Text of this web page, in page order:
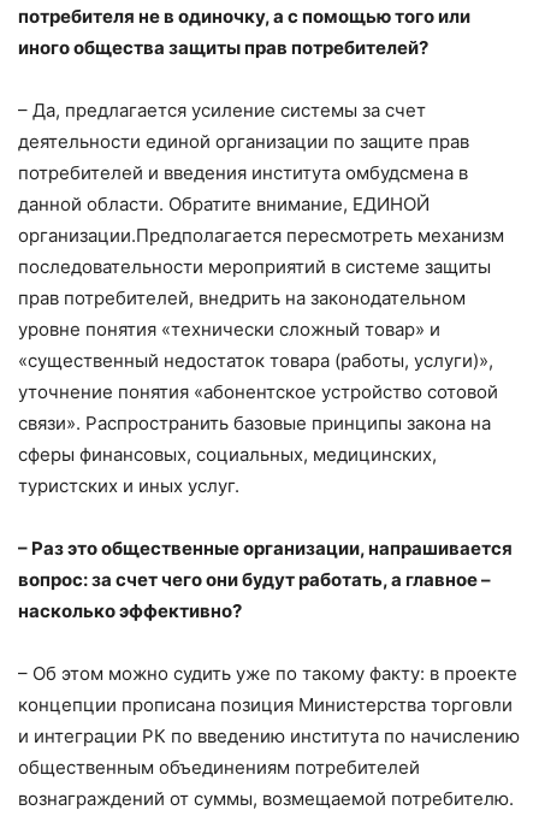
потребителя не в одиночку, а с помощью того или
иного общества защиты прав потребителей?
– Да, предлагается усиление системы за счет
деятельности единой организации по защите прав
потребителей и введения института омбудсмена в
данной области. Обратите внимание, ЕДИНОЙ
организации.Предполагается пересмотреть механизм
последовательности мероприятий в системе защиты
прав потребителей, внедрить на законодательном
уровне понятия «технически сложный товар» и
«существенный недостаток товара (работы, услуги)»,
уточнение понятия «абонентское устройство сотовой
связи». Распространить базовые принципы закона на
сферы финансовых, социальных, медицинских,
туристских и иных услуг.
– Раз это общественные организации, напрашивается
вопрос: за счет чего они будут работать, а главное –
насколько эффективно?
– Об этом можно судить уже по такому факту: в проекте
концепции прописана позиция Министерства торговли
и интеграции РК по введению института по начислению
общественным объединениям потребителей
вознаграждений от суммы, возмещаемой потребителю.